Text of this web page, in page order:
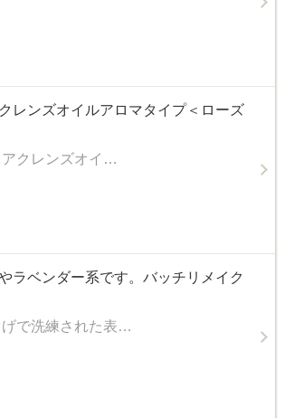
レンズオイルアロマタイプ＜ローズ
アクレンズオイ…
ラベンダー系です。バッチリメイク
で洗練された表…